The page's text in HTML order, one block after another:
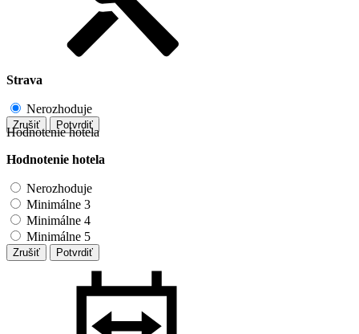
Strava
Nerozhoduje
Zrušiť Potvrdiť
Hodnotenie hotela
Hodnotenie hotela
Nerozhoduje
Minimálne 3
Minimálne 4
Minimálne 5
Zrušiť Potvrdiť